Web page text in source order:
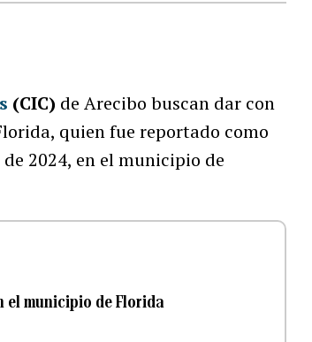
(CIC) de Arecibo buscan dar con
quien fue reportado como
2024, en el municipio de
el municipio de Florida